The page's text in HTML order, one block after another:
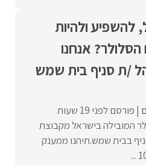
להשפיע ולהיות
אנחנו
/ת סניף בית שמש
פורסם לפני 19 שעות
המובילה בישראל מקבוצת
בבית שמש.תיהנו ממענק